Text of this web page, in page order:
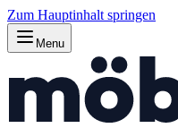
Zum Hauptinhalt springen
Menu